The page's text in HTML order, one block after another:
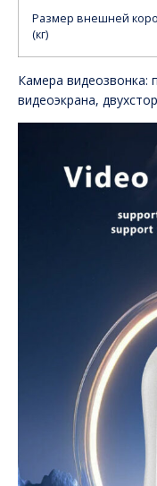
Размер внешней
(кг)
Камера видеозвонка:
видеоэкрана,